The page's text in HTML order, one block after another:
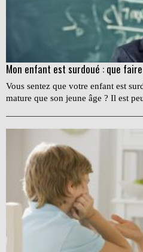
Mon enfant est surdoué : que
Vous sentez que votre enfant est
mature que son jeune âge ? Il est